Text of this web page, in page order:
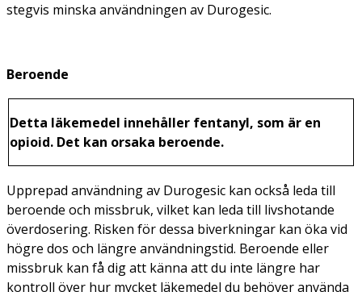
stegvis minska användningen av Durogesic.
Beroende
Detta läkemedel innehåller fentanyl, som är en
opioid. Det kan orsaka beroende.
Upprepad användning av Durogesic kan också leda till
beroende och missbruk, vilket kan leda till livshotande
överdosering. Risken för dessa biverkningar kan öka vid
högre dos och längre användningstid. Beroende eller
missbruk kan få dig att känna att du inte längre har
kontroll över hur mycket läkemedel du behöver använda